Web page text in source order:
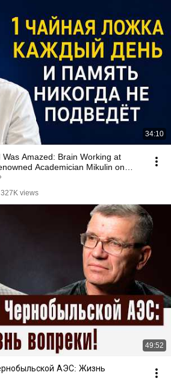
34:10
Was Amazed: Brain Working at
Academician Mikulin on
327K views
49:52
АЭС: Жизнь